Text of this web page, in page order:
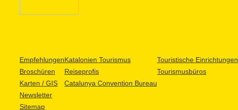
Empfehlungen
Broschüren
Karten / GIS
Newsletter
Sitemap
Katalonien Tourismus
Reiseprofis
Catalunya Convention Bureau
Touristische Einrichtungen
Tourismusbüros